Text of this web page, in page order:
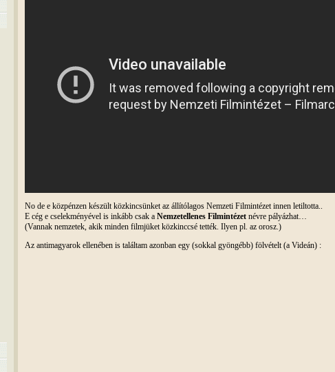
No de e közpénzen készült közkincsünket az állítólagos Nemzeti Filmintézet innen letiltotta..
E cég e cselekményével is inkább csak a Nemzetellenes Filmintézetnévre pályázhat…
(Vannak nemzetek, akik minden filmjüket közkinccsé tették. Ilyen pl. az orosz.)
Az antimagyarok ellenében is találtam azonban egy (sokkal gyöngébb) fölvételt (a Videán) :